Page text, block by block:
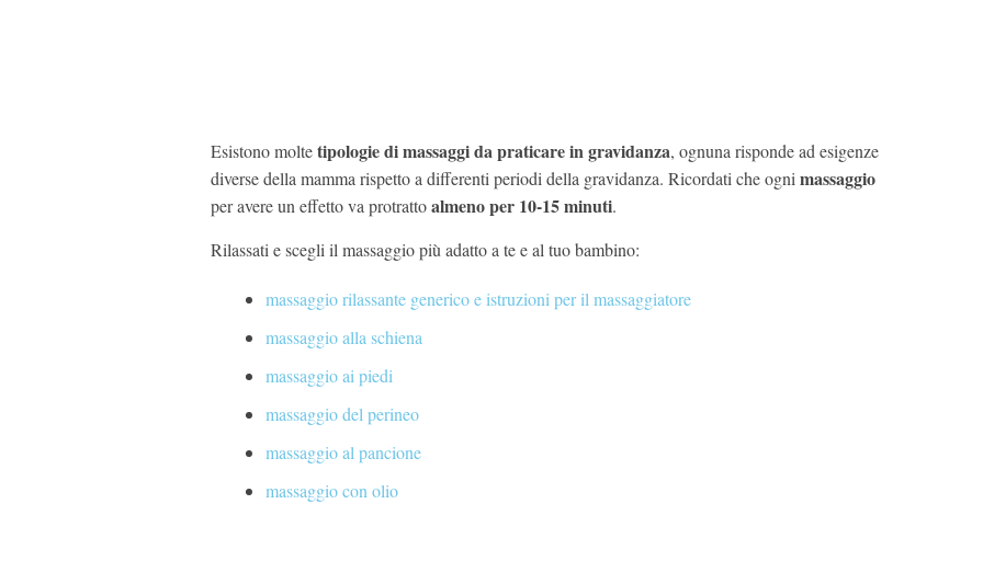
Esistono moltetipologie di massaggi da praticare in gravidanza, ognuna risponde ad esigenze
diverse della mamma rispetto a differenti periodi della gravidanza. Ricordati che ognimassaggio
per avere un effetto va protrattoalmeno per 10-15 minuti.
Rilassati e scegli il massaggio più adatto a te e al tuo bambino:
massaggio rilassante generico e istruzioni per il massaggiatore
massaggio alla schiena
massaggio ai piedi
massaggio del perineo
massaggio al pancione
massaggio con olio